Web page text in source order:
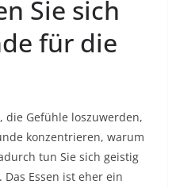
Sie sich
für die
die Gefühle loszuwerden,
konzentrieren, warum
tun Sie sich geistig
Essen ist eher ein